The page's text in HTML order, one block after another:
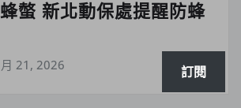
螫 新北動保處提醒防蜂
21, 2026 訂閱